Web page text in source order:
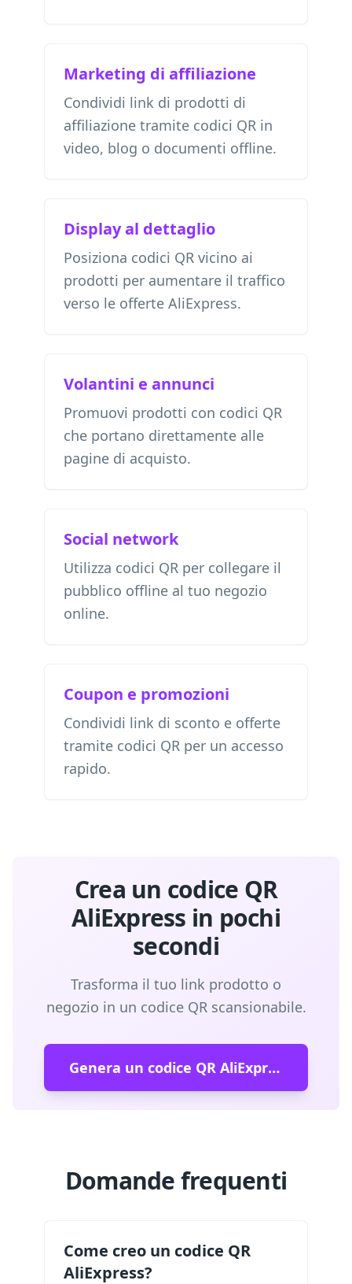
Marketing di affiliazione
Condividi link di prodotti di
affiliazione tramite codici QR in
video, blog o documenti offline.
Display al dettaglio
Posiziona codici QR vicino ai
prodotti per aumentare il traffico
verso le offerte AliExpress.
Volantini e annunci
Promuovi prodotti con codici QR
che portano direttamente alle
pagine di acquisto.
Social network
Utilizza codici QR per collegare il
pubblico offline al tuo negozio
online.
Coupon e promozioni
Condividi link di sconto e offerte
tramite codici QR per un accesso
rapido.
Crea un codice QR
AliExpress in pochi
secondi
Trasforma il tuo link prodotto o
negozio in un codice QR scansionabile.
Genera un codice QR AliExpress
Domande frequenti
Come creo un codice QR
AliExpress?